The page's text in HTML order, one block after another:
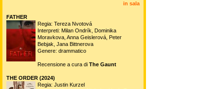
in sala
FATHER
Regia: Tereza Nvotová
Interpreti: Milan Ondrík, Dominika
Moravkova, Anna Geislerová, Peter
Bebjak, Jana Bittnerova
Genere: drammatico
Recensione a cura di The Gaunt
THE ORDER (2024)
Regia: Justin Kurzel